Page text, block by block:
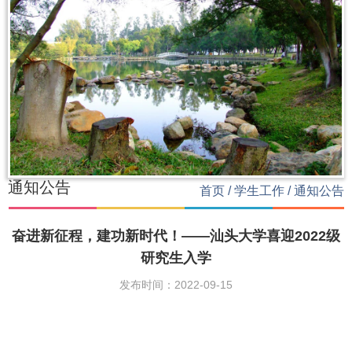
通知公告 首页 /学生工作 /通知公告
奋进新征程，建功新时代！——汕头大学喜迎2022级
研究生入学
发布时间：2022-09-15